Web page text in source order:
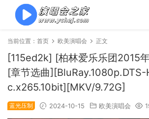
当前位置： 首页 欧美演唱会 正文
[115ed2k] [柏林爱乐乐团2015
[章节选曲
c.x265.10bit][MKV/9.72G]
蓝光压制 2024-10-15 欧美演唱会